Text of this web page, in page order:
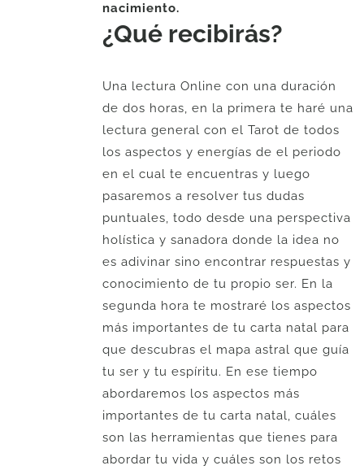
nacimiento.
¿Qué recibirás?
Una lectura Online con una duración
de dos horas, en la primera te haré una
lectura general con el Tarot de todos
los aspectos y energías de el periodo
en el cual te encuentras y luego
pasaremos a resolver tus dudas
puntuales, todo desde una perspectiva
holística y sanadora donde la idea no
es adivinar sino encontrar respuestas y
conocimiento de tu propio ser. En la
segunda hora te mostraré los aspectos
más importantes de tu carta natal para
que descubras el mapa astral que guía
tu ser y tu espíritu. En ese tiempo
abordaremos los aspectos más
importantes de tu carta natal, cuáles
son las herramientas que tienes para
abordar tu vida y cuáles son los retos